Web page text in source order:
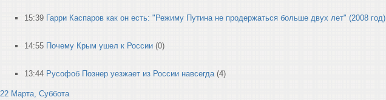
15:39 Гарри Каспаров как он есть: "Режиму Путина не продержаться больше двух лет" (2008 год)
14:55 Почему Крым ушел к России (0)
13:44 Русофоб Познер уезжает из России навсегда (4)
22 Марта, Суббота